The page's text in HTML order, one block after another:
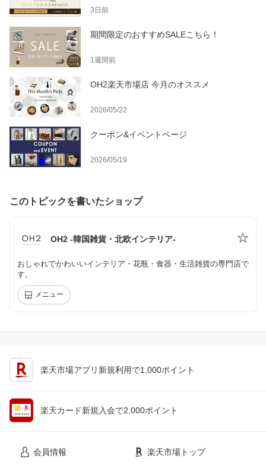
3日前
期間限定のおすすめSALEこちら！
1週間前
OH2楽天市場店 今月のオススメ
2026/05/22
クーポン&イベントページ
2026/05/19
このトピックを書いたショップ
OH2 -韓国雑貨・北欧インテリア-
おしゃれでかわいいインテリア・花瓶・食器・生活雑貨の専門店で
す。
メニュー
楽天市場アプリ新規利用で1,000ポイント
楽天カード新規入会で2,000ポイント
会員情報 楽天市場トップ